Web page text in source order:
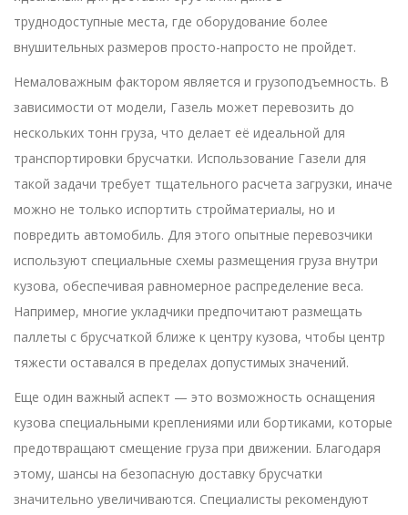
труднодоступные места, где оборудование более
внушительных размеров просто-напросто не пройдет.
Немаловажным фактором является и грузоподъемность. В
зависимости от модели, Газель может перевозить до
нескольких тонн груза, что делает её идеальной для
транспортировки брусчатки. Использование Газели для
такой задачи требует тщательного расчета загрузки, иначе
можно не только испортить стройматериалы, но и
повредить автомобиль. Для этого опытные перевозчики
используют специальные схемы размещения груза внутри
кузова, обеспечивая равномерное распределение веса.
Например, многие укладчики предпочитают размещать
паллеты с брусчаткой ближе к центру кузова, чтобы центр
тяжести оставался в пределах допустимых значений.
Еще один важный аспект — это возможность оснащения
кузова специальными креплениями или бортиками, которые
предотвращают смещение груза при движении. Благодаря
этому, шансы на безопасную доставку брусчатки
значительно увеличиваются. Специалисты рекомендуют